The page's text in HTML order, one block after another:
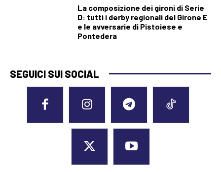
La composizione dei gironi di Serie
D: tutti i derby regionali del Girone E
e le avversarie di Pistoiese e
Pontedera
SEGUICI SUI SOCIAL